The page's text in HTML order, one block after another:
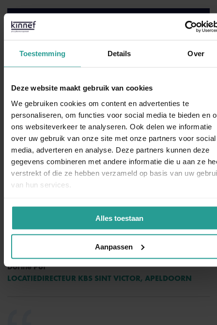
Toestemming Details Over
Deze website maakt gebruik van cookies
We gebruiken cookies om content en advertenties te
personaliseren, om functies voor social media te bieden en
ons websiteverkeer te analyseren. Ook delen we informatie
over uw gebruik van onze site met onze partners voor social
media, adverteren en analyse. Deze partners kunnen deze
gegevens combineren met andere informatie die u aan ze
verstrekt of die ze hebben verzameld op basis van uw
van hun services.
Alles toestaan
Aanpassen
Neem contact met ons op!
STUUR EEN WHATSAPP!
CONTACTFORMULIER
Binnen 1 werkdag antwoord
Opdrachtgevers over Kinnef:
manier de ongedierte bestrijding uitgevoerd. Wij zijn zeer
van bestrijden en de vlotte follow up. Dit bedrijf bevelen wij
Dorine Pot
LOCATIEDIRECTEUR KBS SINT VICTOR, APELDOORN